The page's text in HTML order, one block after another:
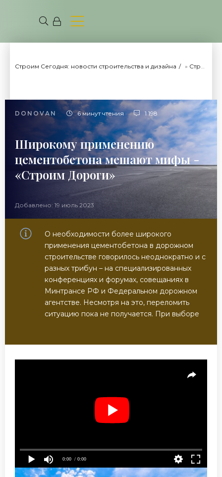
Строим Сегодня: новости строительства и дизайна » Строим Дороги
DONOVAN 6 минут чтения 1 198
Широкому применению
цементобетона мешают мифы -
«Строим Дороги»
Добавлено: 19 июль 2023
О необходимости более широкого
применения цементобетона в дорожном
строительстве говорилось неоднократно и с
разных трибун – на специализированных
конференциях и форумах, совещаниях в
Минтрансе РФ и Федеральном дорожном
агентстве. Несмотря на это, переломить
ситуацию пока не получается. При выборе
0:00 / 0:00